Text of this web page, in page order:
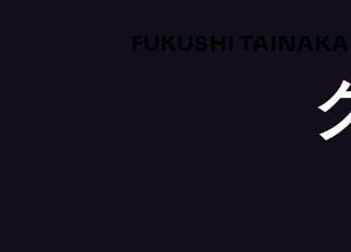
FUKUSHI TAINAKA